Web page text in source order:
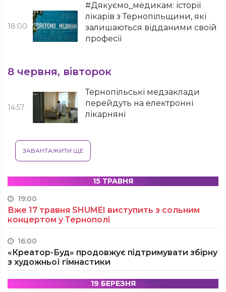
18:00
#Дякуємо_медикам: історії
лікарів з Тернопільщини, які
залишаються відданими своїй
професії
8 червня, вівторок
14:57
Тернопільські медзаклади
перейдуть на електронні
лікарняні
ЗАВАНТАЖИТИ ЩЕ
15 ТРАВНЯ
19:00
Вже 17 травня SHUMEI виступить з сольним
концертом у Тернополі
16:00
«Креатор-Буд» продовжує підтримувати збірну
з художньої гімнастики
19 БЕРЕЗНЯ